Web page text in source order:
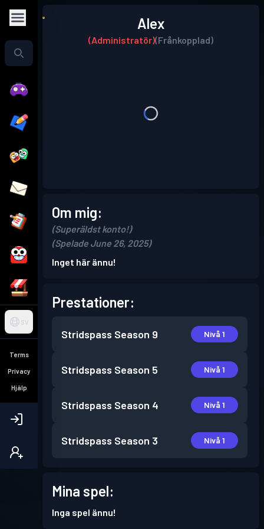
SV
Terms
Privacy
Hjälp
Alex
(Administratör)(Frånkopplad)
Om mig:
(Superäldst konto!)
(Spelade June 26, 2025)
Inget här ännu!
Prestationer:
Stridspass Season 9 Nivå 1
Stridspass Season 5 Nivå 1
Stridspass Season 4 Nivå 1
Stridspass Season 3 Nivå 1
Mina spel:
Inga spel ännu!